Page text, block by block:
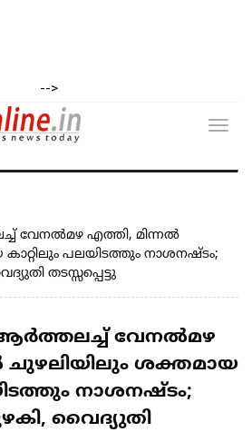
-->
വേനൽമഴ എത്തി, മിന്നൽ
പലയിടത്തും നാശനഷ്ടം;
തടസ്സപ്പെട്ടു
വേനൽമഴ
ചുഴലിയിലും ശക്തമായ
നാശനഷ്ടം;
വൈദ്യുതി